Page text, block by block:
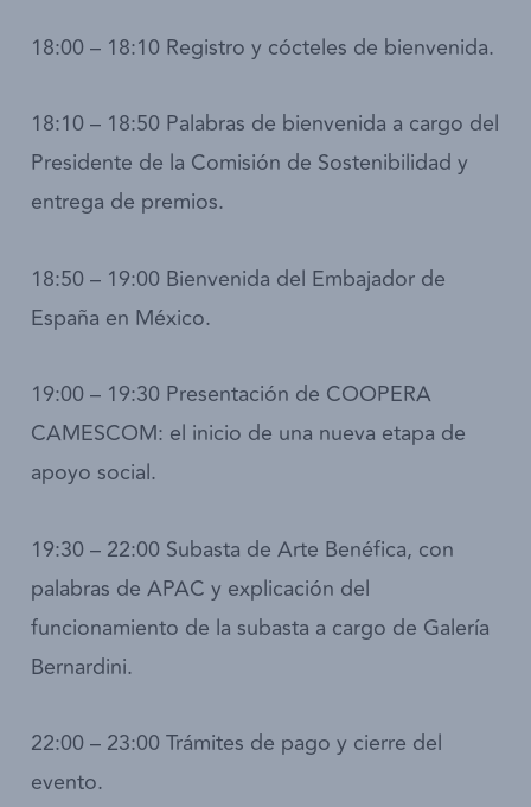
18:00 – 18:10 Registro y cócteles de bienvenida.
18:10 – 18:50 Palabras de bienvenida a cargo del
Presidente de la Comisión de Sostenibilidad y
entrega de premios.
18:50 – 19:00 Bienvenida del Embajador de
España en México.
19:00 – 19:30 Presentación de COOPERA
CAMESCOM: el inicio de una nueva etapa de
apoyo social.
19:30 – 22:00 Subasta de Arte Benéfica, con
palabras de APAC y explicación del
funcionamiento de la subasta a cargo de Galería
Bernardini.
22:00 – 23:00 Trámites de pago y cierre del
evento.